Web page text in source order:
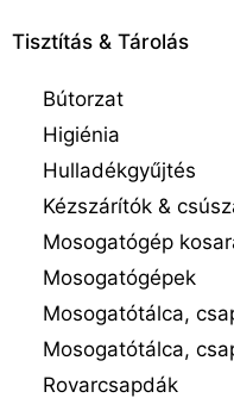
Tisztítás & Tárolás
Bútorzat
Higiénia
Hulladékgyűjtés
Kézszárítók &
Mosogatógép
Mosogatógépek
Mosogatótálca,
Mosogatótálca,
Rovarcsapdák